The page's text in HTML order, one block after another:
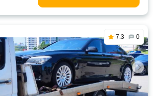
7.3 0